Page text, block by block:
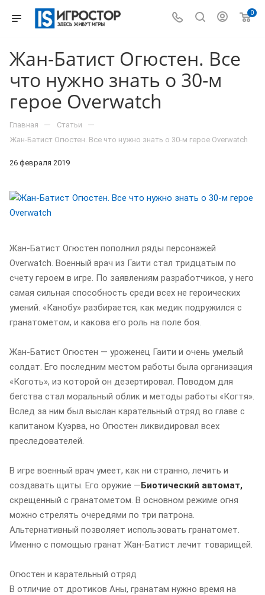
0
Жан-Батист Огюстен. Все
что нужно знать о 30-м
герое Overwatch
Главная — Статьи —
Жан-Батист Огюстен. Все что нужно знать о 30-м герое Overwatch
26 февраля 2019
Жан-Батист Огюстен пополнил ряды персонажей
Overwatch. Военный врач из Гаити стал тридцатым по
счету героем в игре. По заявлениям разработчиков, у него
самая сильная способность среди всех не героических
умений. «Канобу» разбирается, как медик подружился с
гранатометом, и какова его роль на поле боя.
Жан-Батист Огюстен — уроженец Гаити и очень умелый
солдат. Его последним местом работы была организация
«Коготь», из которой он дезертировал. Поводом для
бегства стал моральный облик и методы работы «Когтя».
Вслед за ним был выслан карательный отряд во главе с
капитаном Куэрва, но Огюстен ликвидировал всех
преследователей.
В игре военный врач умеет, как ни странно, лечить и
создавать щиты. Его оружие —Биотический автомат,
скрещенный с гранатометом. В основном режиме огня
можно стрелять очередями по три патрона.
Альтернативный позволяет использовать гранатомет.
Именно с помощью гранат Жан-Батист лечит товарищей.
Огюстен и карательный отряд
В отличие от дротиков Аны, гранатам нужно время на